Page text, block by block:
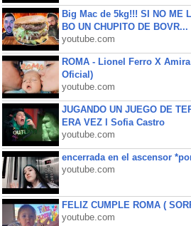
Big Mac de 5kg!!! SI NO ME
BO UN CHUPITO DE BOVR...
youtube.com
ROMA - Lionel Ferro X
Oficial)
youtube.com
JUGANDO UN JUEGO DE
ERA VEZ l Sofia Castro
youtube.com
encerrada en el ascensor
youtube.com
FELIZ CUMPLE ROMA (
youtube.com